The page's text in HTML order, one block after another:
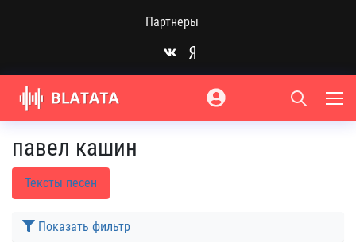
Партнеры
павел кашин
Тексты песен
Показать фильтр